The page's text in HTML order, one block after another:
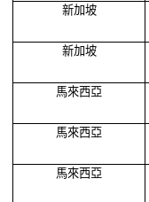
新加坡
新加坡
馬來西亞
馬來西亞
馬來西亞